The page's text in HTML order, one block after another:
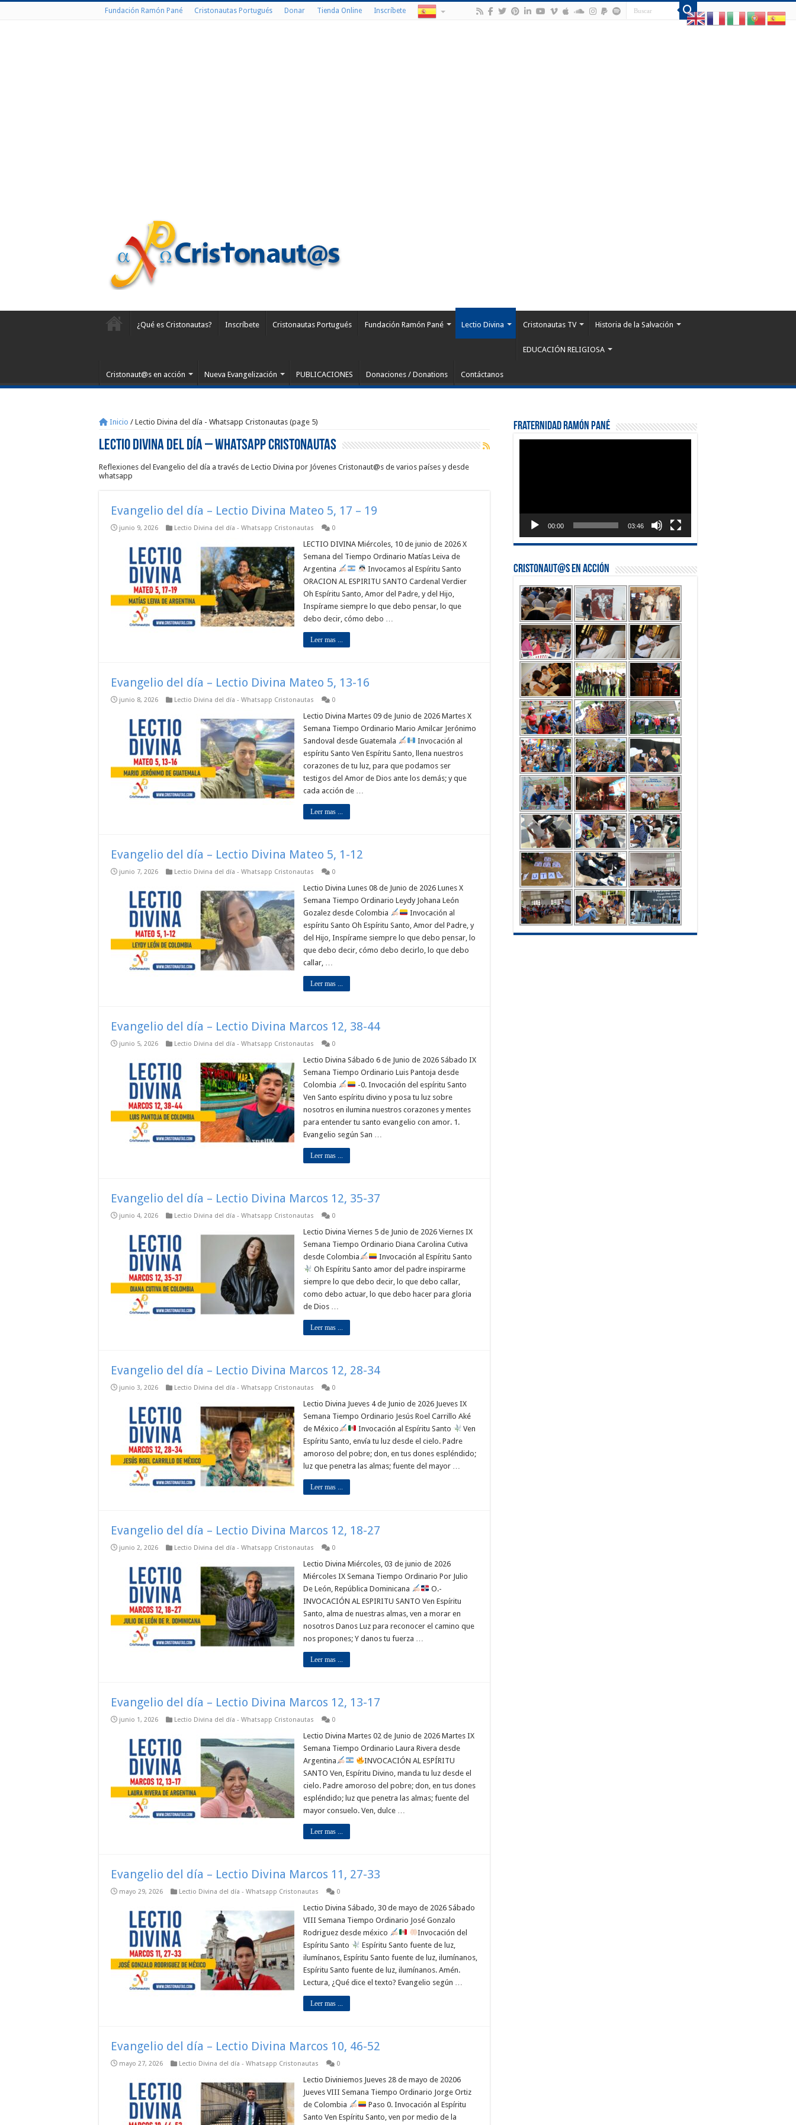
Fundación Ramón Pané Cristonautas Portugués Donar Tienda Online Inscríbete
¿Qué es Cristonautas? Inscríbete Cristonautas Portugués Fundación Ramón Pané Lectio Divina Cristonautas TV Historia de la Salvación
EDUCACIÓN RELIGIOSA
Cristonaut@s en acción Nueva Evangelización PUBLICACIONES Donaciones / Donations Contáctanos
Inicio / Lectio Divina del día - Whatsapp Cristonautas (page 5)
Lectio Divina del día – Whatsapp Cristonautas
Reflexiones del Evangelio del día a través de Lectio Divina por Jóvenes Cristonaut@s de varios países y desde
whatsapp
Evangelio del día – Lectio Divina Mateo 5, 17 – 19
junio 9, 2026 Lectio Divina del día - Whatsapp Cristonautas 0
LECTIO DIVINA Miércoles, 10 de junio de 2026 X
Semana del Tiempo Ordinario Matías Leiva de
Argentina
Invocamos al Espíritu Santo
ORACION AL ESPIRITU SANTO Cardenal Verdier
Oh Espíritu Santo, Amor del Padre, y del Hijo,
Inspírame siempre lo que debo pensar, lo que
debo decir, cómo debo …
Leer mas ...
Evangelio del día – Lectio Divina Mateo 5, 13-16
junio 8, 2026 Lectio Divina del día - Whatsapp Cristonautas 0
Lectio Divina Martes 09 de Junio de 2026 Martes X
Semana Tiempo Ordinario Mario Amilcar Jerónimo
Sandoval desde Guatemala
Invocación al
espíritu Santo Ven Espíritu Santo, llena nuestros
corazones de tu luz, para que podamos ser
testigos del Amor de Dios ante los demás; y que
cada acción de …
Leer mas ...
Evangelio del día – Lectio Divina Mateo 5, 1-12
junio 7, 2026 Lectio Divina del día - Whatsapp Cristonautas 0
Lectio Divina Lunes 08 de Junio de 2026 Lunes X
Semana Tiempo Ordinario Leydy Johana León
Gozalez desde Colombia
Invocación al
espíritu Santo Oh Espíritu Santo, Amor del Padre, y
del Hijo, Inspírame siempre lo que debo pensar, lo
que debo decir, cómo debo decirlo, lo que debo
callar, …
Leer mas ...
Evangelio del día – Lectio Divina Marcos 12, 38-44
junio 5, 2026 Lectio Divina del día - Whatsapp Cristonautas 0
Lectio Divina Sábado 6 de Junio de 2026 Sábado IX
Semana Tiempo Ordinario Luis Pantoja desde
Colombia
-0. Invocación del espíritu Santo
Ven Santo espíritu divino y posa tu luz sobre
nosotros en ilumina nuestros corazones y mentes
para entender tu santo evangelio con amor. 1.
Evangelio según San …
Leer mas ...
Evangelio del día – Lectio Divina Marcos 12, 35-37
junio 4, 2026 Lectio Divina del día - Whatsapp Cristonautas 0
Lectio Divina Viernes 5 de Junio de 2026 Viernes IX
Semana Tiempo Ordinario Diana Carolina Cutiva
desde Colombia
Invocación al Espíritu Santo
Oh Espíritu Santo amor del padre inspirarme
siempre lo que debo decir, lo que debo callar,
como debo actuar, lo que debo hacer para gloria
de Dios …
Leer mas ...
Evangelio del día – Lectio Divina Marcos 12, 28-34
junio 3, 2026 Lectio Divina del día - Whatsapp Cristonautas 0
Lectio Divina Jueves 4 de Junio de 2026 Jueves IX
Semana Tiempo Ordinario Jesús Roel Carrillo Aké
de México
Invocación al Espíritu Santo
Ven
Espíritu Santo, envía tu luz desde el cielo. Padre
amoroso del pobre; don, en tus dones espléndido;
luz que penetra las almas; fuente del mayor …
Leer mas ...
Evangelio del día – Lectio Divina Marcos 12, 18-27
junio 2, 2026 Lectio Divina del día - Whatsapp Cristonautas 0
Lectio Divina Miércoles, 03 de junio de 2026
Miércoles IX Semana Tiempo Ordinario Por Julio
De León, República Dominicana
O.-
INVOCACIÓN AL ESPIRITU SANTO Ven Espíritu
Santo, alma de nuestras almas, ven a morar en
nosotros Danos Luz para reconocer el camino que
nos propones; Y danos tu fuerza …
Leer mas ...
Evangelio del día – Lectio Divina Marcos 12, 13-17
junio 1, 2026 Lectio Divina del día - Whatsapp Cristonautas 0
Lectio Divina Martes 02 de Junio de 2026 Martes IX
Semana Tiempo Ordinario Laura Rivera desde
Argentina
INVOCACIÓN AL ESPÍRITU
SANTO Ven, Espíritu Divino, manda tu luz desde el
cielo. Padre amoroso del pobre; don, en tus dones
espléndido; luz que penetra las almas; fuente del
mayor consuelo. Ven, dulce …
Leer mas ...
Evangelio del día – Lectio Divina Marcos 11, 27-33
mayo 29, 2026 Lectio Divina del día - Whatsapp Cristonautas 0
Lectio Divina Sábado, 30 de mayo de 2026 Sábado
VIII Semana Tiempo Ordinario José Gonzalo
Rodriguez desde méxico
Invocación del
Espíritu Santo
Espíritu Santo fuente de luz,
ilumínanos, Espíritu Santo fuente de luz, ilumínanos,
Espíritu Santo fuente de luz, ilumínanos. Amén.
Lectura, ¿Qué dice el texto? Evangelio según …
Leer mas ...
Evangelio del día – Lectio Divina Marcos 10, 46-52
mayo 27, 2026 Lectio Divina del día - Whatsapp Cristonautas 0
Lectio Diviniemos Jueves 28 de mayo de 20206
Jueves VIII Semana Tiempo Ordinario Jorge Ortiz
de Colombia
Paso 0. Invocación al Espíritu
Santo Ven Espíritu Santo, ven por medio de la
Fraternidad Ramón Pané
00:00 03:46
Cristonaut@s en Acción